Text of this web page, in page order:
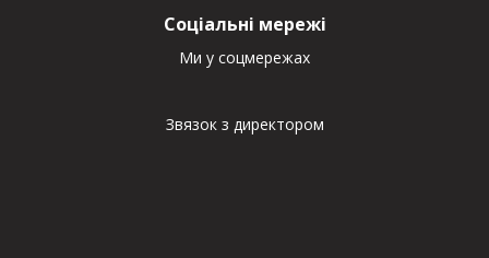
Соціальні мережі
Ми у соцмережах
Звязок з директором